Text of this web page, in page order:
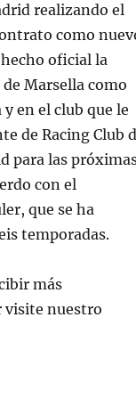
realizando el
como
oficial la
Marsella como
en el club que le
de Racing Club
para las
con el
que se ha
temporadas.
más
nuestro